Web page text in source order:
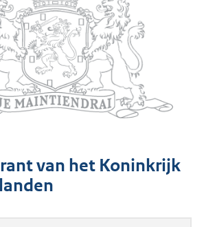
van het Koninkrijk